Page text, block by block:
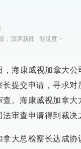
： 澎湃新闻 ∙ 能见度>
，海康威视加拿大
长提交申请，寻求
查。海康威视加拿
审查申请得到裁决
拿大总检察长达成